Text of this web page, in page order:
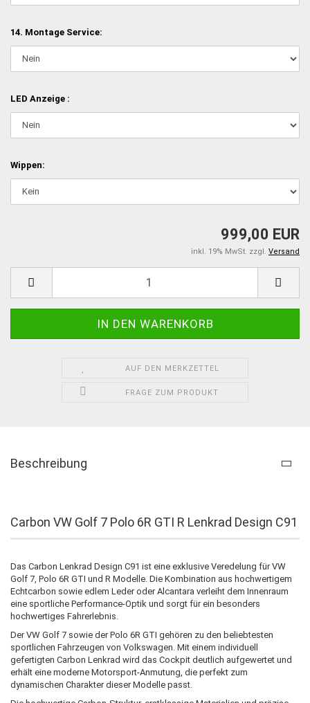
14. Montage Service:
LED Anzeige :
Wippen:
999,00 EUR
inkl. 19% MwSt. zzgl. Versand
AUF DEN MERKZETTEL
FRAGE ZUM PRODUKT
Beschreibung
Carbon VW Golf 7 Polo 6R GTI R Lenkrad Design C91
Das Carbon Lenkrad Design C91 ist eine exklusive Veredelung für VW
Golf 7, Polo 6R GTI und R Modelle. Die Kombination aus hochwertigem
Echtcarbon sowie edlem Leder oder Alcantara verleiht dem Innenraum
eine sportliche Performance-Optik und sorgt für ein besonders
hochwertiges Fahrerlebnis.
Der VW Golf 7 sowie der Polo 6R GTI gehören zu den beliebtesten
sportlichen Fahrzeugen von Volkswagen. Mit einem individuell
gefertigten Carbon Lenkrad wird das Cockpit deutlich aufgewertet und
erhält eine moderne Motorsport-Anmutung, die perfekt zum
dynamischen Charakter dieser Modelle passt.